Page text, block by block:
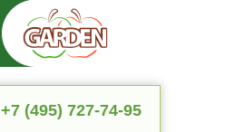
+7 (495) 727-74-95